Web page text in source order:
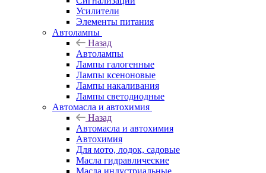
Усилители
Элементы питания
Автолампы
Назад
Автолампы
Лампы галогенные
Лампы ксеноновые
Лампы накаливания
Лампы светодиодные
Автомасла и автохимия
Назад
Автомасла и автохимия
Автохимия
Для мото, лодок, садовые
Масла гидравлические
Масла индустриальные